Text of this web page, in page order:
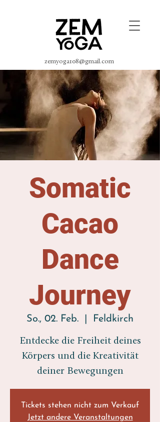
zemyoga108@gmail.com
Somatic
Cacao
Dance
Journey
So., 02. Feb. Feldkirch
Entdecke die Freiheit deines
Körpers und die Kreativität
deiner Bewegungen
Tickets stehen nicht zum Verkauf
Jetzt andere Veranstaltungen